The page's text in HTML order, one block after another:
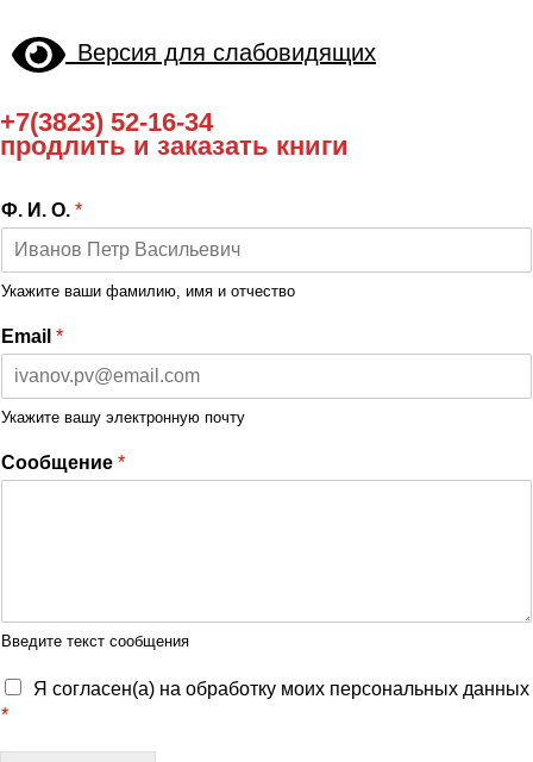
Версия для слабовидящих
+7(3823) 52-16-34
продлить и заказать книги
Ф. И. О. *
Укажите ваши фамилию, имя и отчество
Email *
Укажите вашу электронную почту
Сообщение *
Введите текст сообщения
Я согласен(а) на обработку моих персональных данных
*